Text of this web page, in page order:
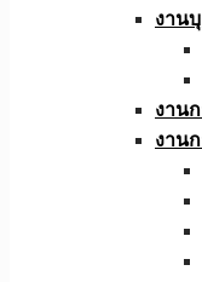
งาน
งาน
งาน